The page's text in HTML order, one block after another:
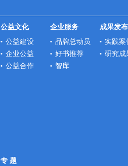
公益文化
公益建设
企业公益
公益合作
企业服务
品牌总动员
好书推荐
智库
成果发布
实践案
研究成
专 题